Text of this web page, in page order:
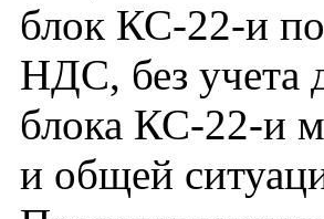
блок КС-22-и
НДС, без учета
блока КС-22-и
и общей